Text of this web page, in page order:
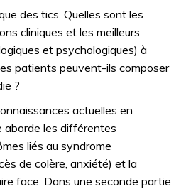
des tics. Quelles sont les
cliniques et les meilleurs
et psychologiques) à
patients peuvent-ils composer
?
actuelles en
aborde les différentes
liés au syndrome
de colère, anxiété) et la
face. Dans une seconde partie